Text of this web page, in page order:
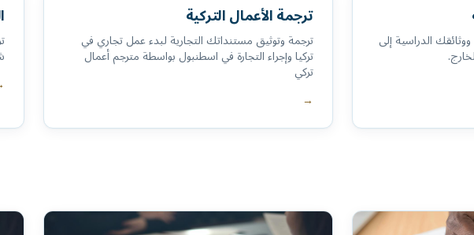
الدراسية إلى
ترجمة الأعمال التركية
ترجمة وتوثيق مستنداتك التجارية لبدء عمل تجاري في
تركيا وإجراء التجارة في اسطنبول بواسطة مترجم أعمال
تركي
→